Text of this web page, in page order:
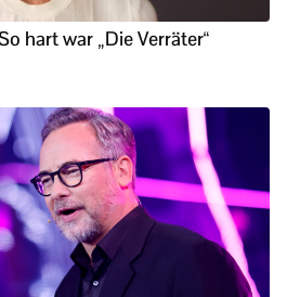
hart war „Die Verräter“